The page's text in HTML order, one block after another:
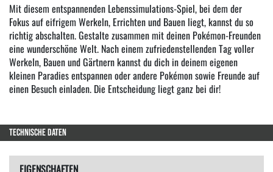
Mit diesem entspannenden Lebenssimulations-Spiel, bei dem der
Fokus auf eifrigem Werkeln, Errichten und Bauen liegt, kannst du so
richtig abschalten. Gestalte zusammen mit deinen Pokémon-Freunden
eine wunderschöne Welt. Nach einem zufriedenstellenden Tag voller
Werkeln, Bauen und Gärtnern kannst du dich in deinem eigenen
kleinen Paradies entspannen oder andere Pokémon sowie Freunde auf
einen Besuch einladen. Die Entscheidung liegt ganz bei dir!
TECHNISCHE DATEN
EIGENSCHAFTEN